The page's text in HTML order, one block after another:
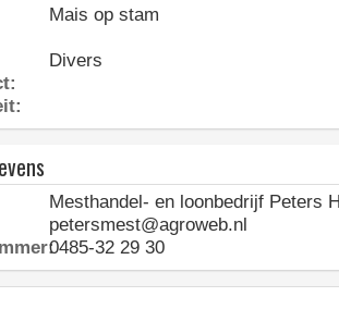
Mais op stam
Divers
Mesthandel- en loonbedrijf Peters
petersmest@agroweb.nl
0485-32 29 30